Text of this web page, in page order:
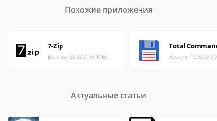
Похожие приложения
7-Zip
Версия: 26.02 (1.58 МБ)
Total
Версия: 10.52
Актуальные статьи